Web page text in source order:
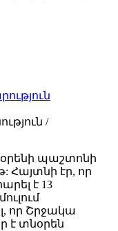
/
պաշտոնի
Հայտնի էր, որ
է 13
որ Շրջակա
է տնօրեն